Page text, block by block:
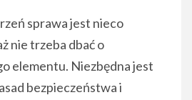
sprawa jest nieco
nie trzeba dbać o
elementu. Niezbędna jest
bezpieczeństwa i